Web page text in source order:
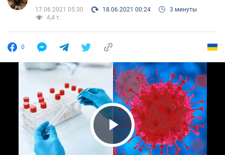
17.06.2021 05:30 18.06.2021 00:24
3 минуты
4,4 т.
0
Play Video